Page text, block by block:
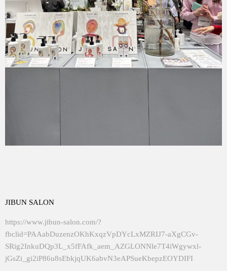
JIBUN SALON
https://www.jibun-salon.com/?
fbclid=PAAabDuzenzOKhKxqzVpDYcLxMZRIJ7-aXgCGv-
SRig2InkuDQp3L_x5fFAfk_aem_AZGLONNle7T4iWgywxl-
jGsZi_gi2iP86u8sEbkjqUK6abvN3eAPSueKbepzEOYDIFI